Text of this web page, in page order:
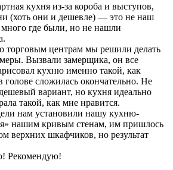
кухня из-за короба и выступов,
(хоть они и дешевле) — это не наш
где были, но не нашли
торговым центрам мы решили делать
Вызвали замерщика, он все
кухню именно такой, как
голове сложилась окончательно. Не
вариант, но кухня идеально
такой, как мне нравится.
нам установили нашу кухню-
нашим кривым стенам, им пришлось
верхних шкафчиков, но результат
Рекомендую!